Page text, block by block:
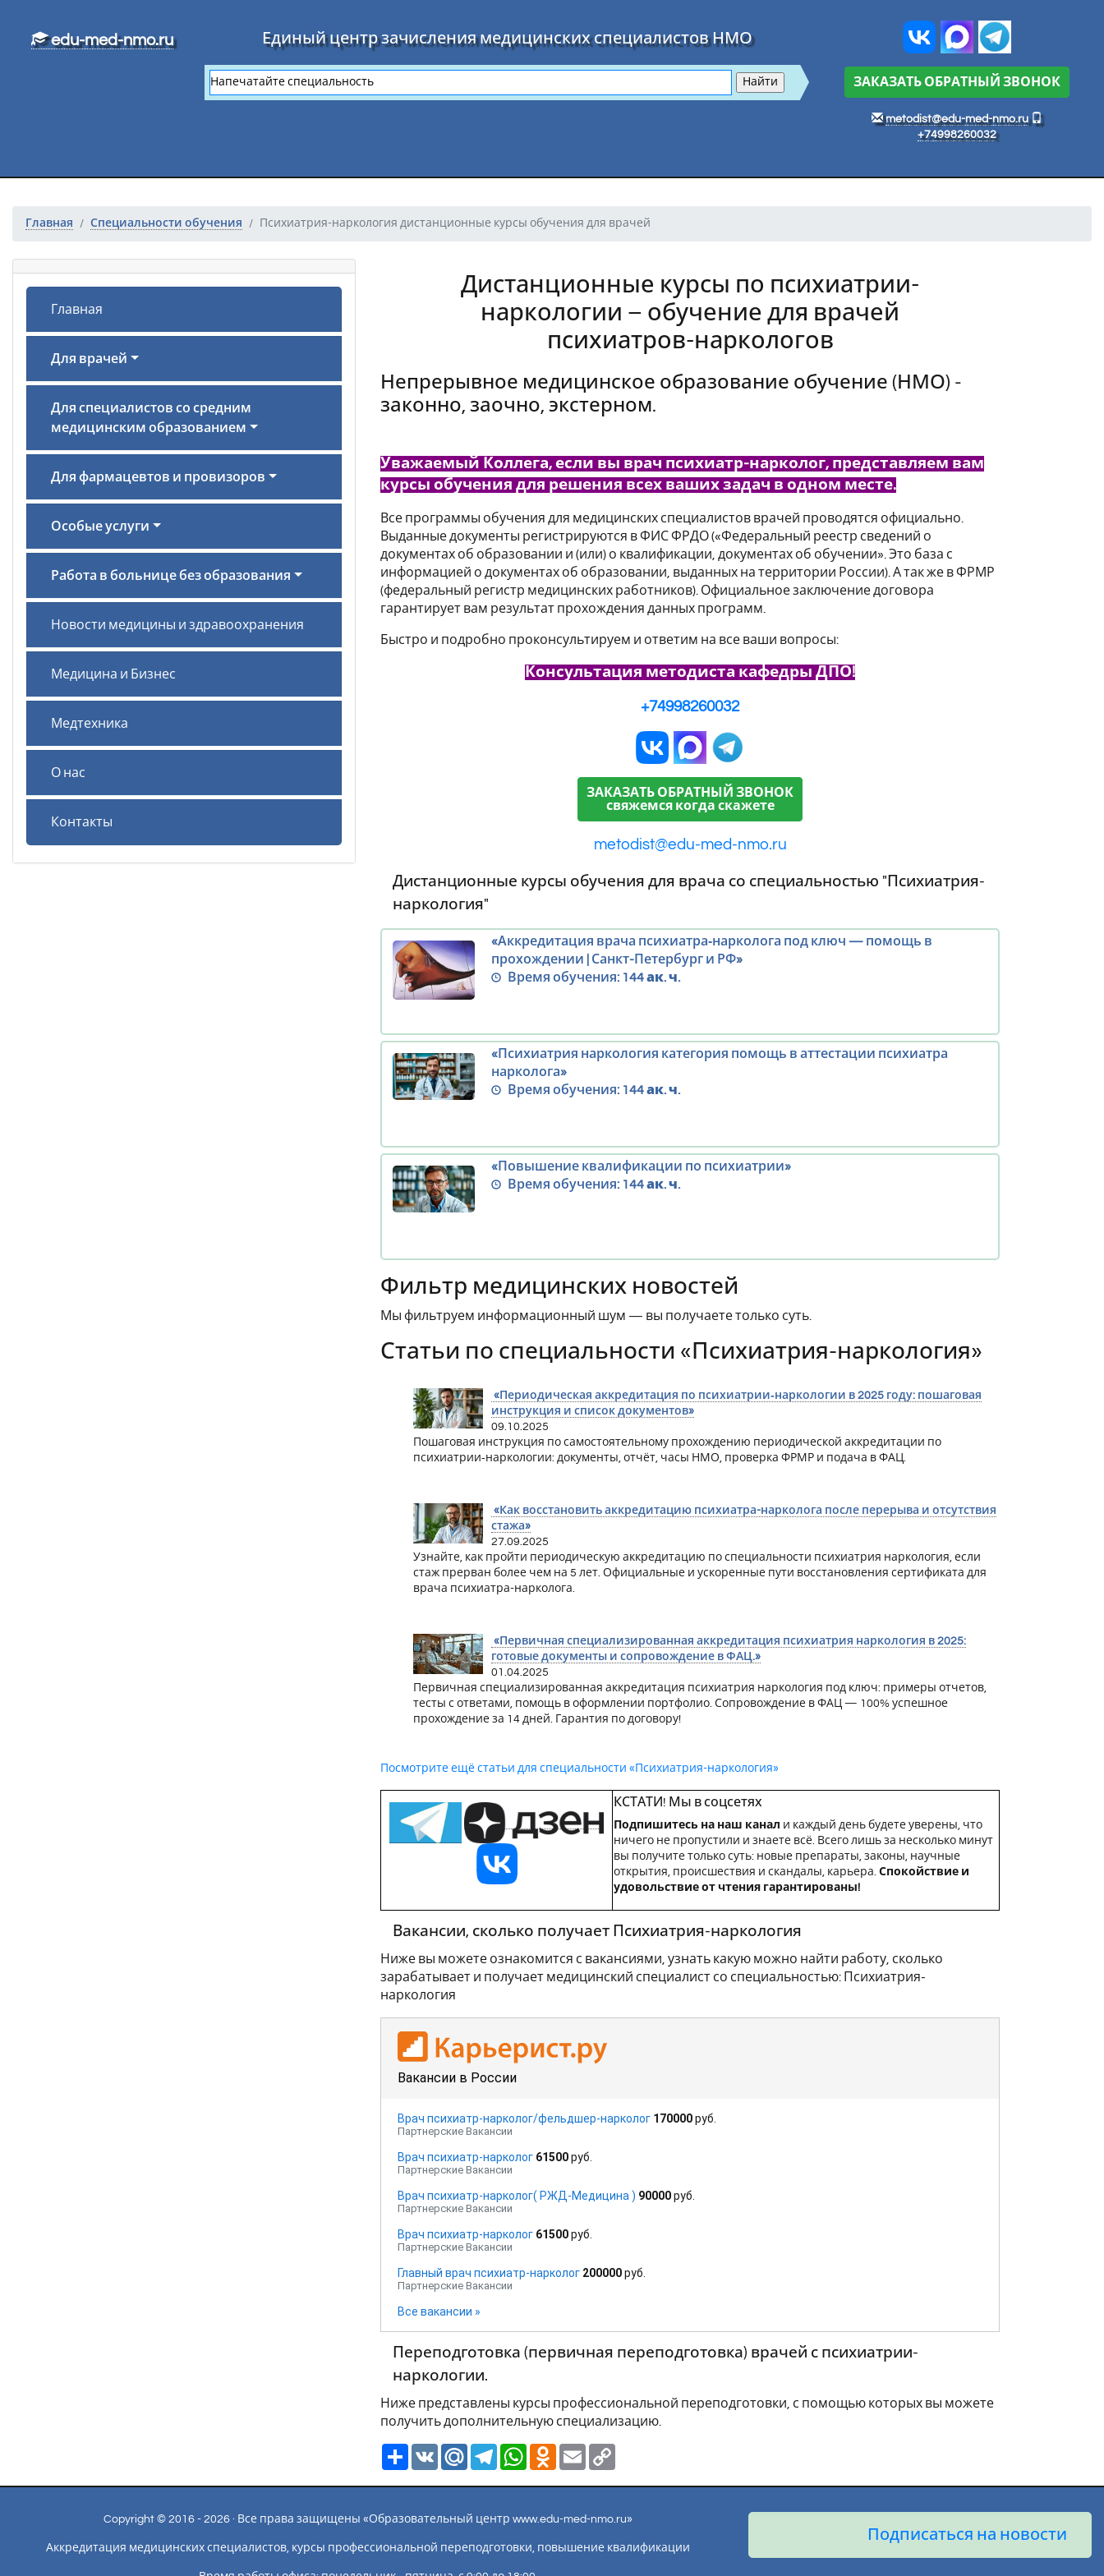
edu-med-nmo.ru Единый центр зачисления медицинских специалистов НМО
ЗАКАЗАТЬ ОБРАТНЫЙ ЗВОНОК
metodist@edu-med-nmo.ru
+74998260032
Главная Специальности обучения Психиатрия-наркология дистанционные курсы обучения для врачей
Главная
Для врачей
Для специалистов со средним
медицинским образованием
Для фармацевтов и провизоров
Особые услуги
Работа в больнице без образования
Новости медицины и здравоохранения
Медицина и Бизнес
Медтехника
О нас
Контакты
Дистанционные курсы по психиатрии-
наркологии – обучение для врачей
психиатров-наркологов
Непрерывное медицинское образование обучение (НМО) -
законно, заочно, экстерном.
Уважаемый Коллега, если вы врач психиатр-нарколог, представляем вам
курсы обучения для решения всех ваших задач в одном месте.
Все программы обучения для медицинских специалистов врачей проводятся официально.
Выданные документы регистрируются в ФИС ФРДО («Федеральный реестр сведений о
документах об образовании и (или) о квалификации, документах об обучении». Это база с
информацией о документах об образовании, выданных на территории России). А так же в ФРМР
(федеральный регистр медицинских работников). Официальное заключение договора
гарантирует вам результат прохождения данных программ.
Быстро и подробно проконсультируем и ответим на все ваши вопросы:
Консультация методиста кафедры ДПО!
+74998260032
ЗАКАЗАТЬ ОБРАТНЫЙ ЗВОНОК
свяжемся когда скажете
metodist@edu-med-nmo.ru
Дистанционные курсы обучения для врача со специальностью "Психиатрия-
наркология"
«Аккредитация врача психиатра‑нарколога под ключ — помощь в
прохождении | Санкт-Петербург и РФ»
Время обучения: 144 ак. ч.
«Психиатрия наркология категория помощь в аттестации психиатра
нарколога»
Время обучения: 144 ак. ч.
«Повышение квалификации по психиатрии»
Время обучения: 144 ак. ч.
Фильтр медицинских новостей
Мы фильтруем информационный шум — вы получаете только суть.
Статьи по специальности «Психиатрия-наркология»
«Периодическая аккредитация по психиатрии‑наркологии в 2025 году: пошаговая
инструкция и список документов»
09.10.2025
Пошаговая инструкция по самостоятельному прохождению периодической аккредитации по
психиатрии‑наркологии: документы, отчёт, часы НМО, проверка ФРМР и подача в ФАЦ.
«Как восстановить аккредитацию психиатра-нарколога после перерыва и отсутствия
стажа»
27.09.2025
Узнайте, как пройти периодическую аккредитацию по специальности психиатрия наркология, если
стаж прерван более чем на 5 лет. Официальные и ускоренные пути восстановления сертификата для
врача психиатра-нарколога.
«Первичная специализированная аккредитация психиатрия наркология в 2025:
готовые документы и сопровождение в ФАЦ.»
01.04.2025
Первичная специализированная аккредитация психиатрия наркология под ключ: примеры отчетов,
тесты с ответами, помощь в оформлении портфолио. Сопровождение в ФАЦ — 100% успешное
прохождение за 14 дней. Гарантия по договору!
Посмотрите ещё статьи для специальности «Психиатрия-наркология»
КСТАТИ! Мы в соцсетях
Подпишитесь на наш канал и каждый день будете уверены, что
ничего не пропустили и знаете всё. Всего лишь за несколько минут
вы получите только суть: новые препараты, законы, научные
открытия, происшествия и скандалы, карьера. Спокойствие и
удовольствие от чтения гарантированы!
Вакансии, сколько получает Психиатрия-наркология
Ниже вы можете ознакомится с вакансиями, узнать какую можно найти работу, сколько
зарабатывает и получает медицинский специалист со специальностью: Психиатрия-
наркология
Вакансии в России
Врач психиатр-нарколог/фельдшер-нарколог 170000руб.
Партнерские Вакансии
Врач психиатр-нарколог 61500руб.
Партнерские Вакансии
Врач психиатр-нарколог( РЖД-Медицина ) 90000руб.
Партнерские Вакансии
Врач психиатр-нарколог 61500руб.
Партнерские Вакансии
Главный врач психиатр-нарколог 200000руб.
Партнерские Вакансии
Все вакансии »
Переподготовка (первичная переподготовка) врачей с психиатрии-
наркологии.
Ниже представлены курсы профессиональной переподготовки, с помощью которых вы можете
получить дополнительную специализацию.
РесурсVK Mail.Ru TelegramWhatsAppOdnoklassniki
Email
Copyright © 2016 - 2026 · Все права защищены «Образовательный центр www.edu-med-nmo.ru»
Аккредитация медицинских специалистов, курсы профессиональной переподготовки, повышение квалификации
Подписаться на новости